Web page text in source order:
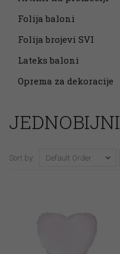
Folija baloni
Folija brojevi SVI
Lateks baloni
Oprema za dekoracije
JEDNOBIJNI
Sort by: Default Order